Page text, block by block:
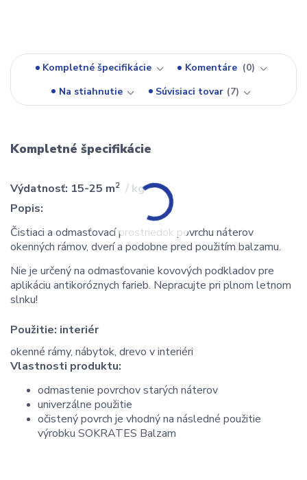
Kompletné špecifikácie Komentáre
0
Na stiahnutie
Súvisiaci tovar 7
Kompletné špecifikácie
Výdatnosť: 15-25 m2 / kg
Popis:
Čistiaci a odmasťovací prostriedok povrchu náterov
okenných rámov, dverí a podobne pred použitím balzamu.
Nie je určený na odmasťovanie kovových podkladov pre
aplikáciu antikoróznych farieb. Nepracujte pri plnom letnom
slnku!
Použitie: interiér
okenné rámy, nábytok, drevo v interiéri
Vlastnosti produktu:
odmastenie povrchov starých náterov
univerzálne použitie
očistený povrch je vhodný na následné použitie
výrobku SOKRATES Balzam